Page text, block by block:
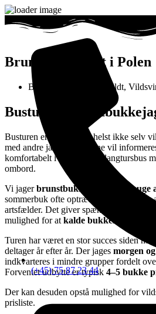
(+45) 75 87 23 44
Brunstbukkejagt i Polen
Bukkejagt Råvildt,
Bustur til
Busturen er for dig, der helst ikke selv
med andre jægere og gerne vil
komfortabelt i en moderne langtursbus
ombord.
Vi jagerbrunstbukke i den første uge
sommerbuk ofte optræder uforsigtigt og
artsfælder. Det giver spændende
mulighed for at kalde bukken ind
Turen har været en stor succes siden
deltager år efter år. Der jages morgen og
indkvarteres i mindre grupper fordelt
Forventet udbytte er typisk 4–5 bukke
Der kan desuden opstå mulighed for
prisliste.